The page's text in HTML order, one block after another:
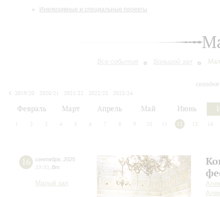
Инклюзивные и специальные проекты
Все события Большой зал
2019/20
2020/21 2021/22 2022/23
2023/24
Февраль Март Апрель Май Июнь
2 3 4 5 6 7 8 9 10 12 13 14
16 сентября 2025
19:00 Вт
Малый зал